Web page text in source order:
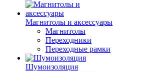
Магнитолы и аксессуары
Магнитолы
Переходники
Переходные рамки
Шумоизоляция